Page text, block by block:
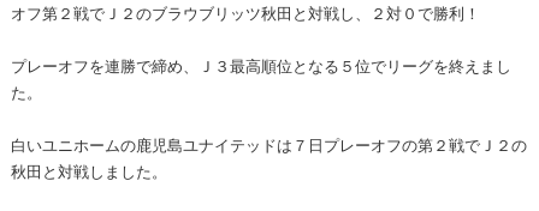
オフ第２戦でＪ２のブラウブリッツ秋田と対戦し、２対０で勝利！
プレーオフを連勝で締め、Ｊ３最高順位となる５位でリーグを終えまし
た。
白いユニホームの鹿児島ユナイテッドは７日プレーオフの第２戦でＪ２の
秋田と対戦しました。